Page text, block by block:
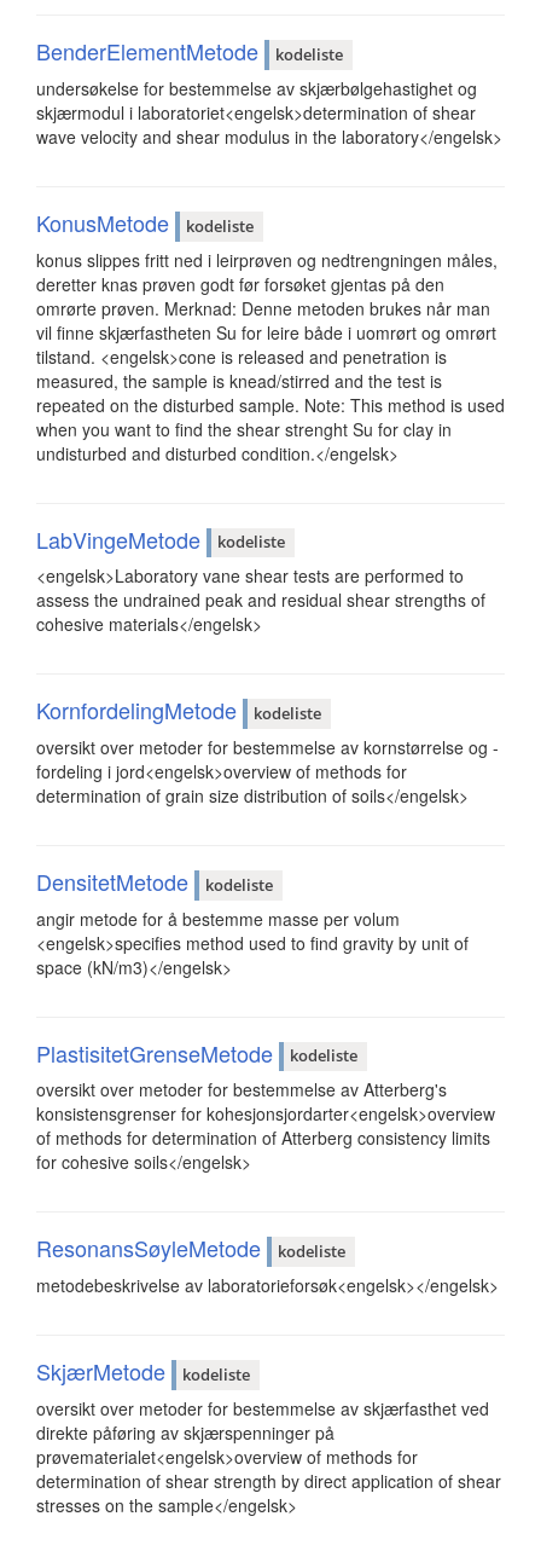
BenderElementMetode kodeliste
undersøkelse for bestemmelse av skjærbølgehastighet og
skjærmodul i laboratoriet<engelsk>determination of shear
wave velocity and shear modulus in the laboratory</engelsk>
KonusMetode kodeliste
konus slippes fritt ned i leirprøven og nedtrengningen måles,
deretter knas prøven godt før forsøket gjentas på den
omrørte prøven. Merknad: Denne metoden brukes når man
vil finne skjærfastheten Su for leire både i uomrørt og omrørt
tilstand. <engelsk>cone is released and penetration is
measured, the sample is knead/stirred and the test is
repeated on the disturbed sample. Note: This method is used
when you want to find the shear strenght Su for clay in
undisturbed and disturbed condition.</engelsk>
LabVingeMetode kodeliste
<engelsk>Laboratory vane shear tests are performed to
assess the undrained peak and residual shear strengths of
cohesive materials</engelsk>
KornfordelingMetode kodeliste
oversikt over metoder for bestemmelse av kornstørrelse og -
fordeling i jord<engelsk>overview of methods for
determination of grain size distribution of soils</engelsk>
DensitetMetode kodeliste
angir metode for å bestemme masse per volum
<engelsk>specifies method used to find gravity by unit of
space (kN/m3)</engelsk>
PlastisitetGrenseMetode kodeliste
oversikt over metoder for bestemmelse av Atterberg's
konsistensgrenser for kohesjonsjordarter<engelsk>overview
of methods for determination of Atterberg consistency limits
for cohesive soils</engelsk>
ResonansSøyleMetode kodeliste
metodebeskrivelse av laboratorieforsøk<engelsk></engelsk>
SkjærMetode kodeliste
oversikt over metoder for bestemmelse av skjærfasthet ved
direkte påføring av skjærspenninger på
prøvematerialet<engelsk>overview of methods for
determination of shear strength by direct application of shear
stresses on the sample</engelsk>